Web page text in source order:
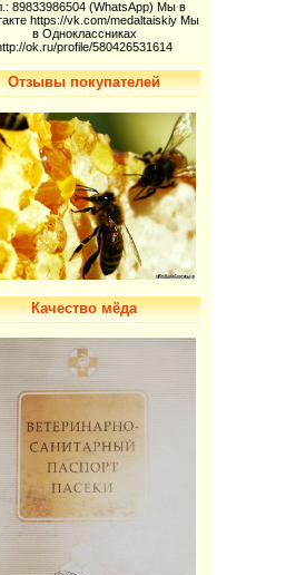
89833986504 (WhatsApp) Мы в
https://vk.com/medaltaiskiy Мы
в Одноклассниках
ok.ru/profile/580426531614
Отзывы покупателей
Качество мёда